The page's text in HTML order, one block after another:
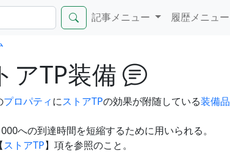
記事メニュー 履歴メニュー
アTP装備
プロパティにストアTPの効果が附随している装備品
への到達時間を短縮するために用いられる。
ストアTP】項を参照のこと。